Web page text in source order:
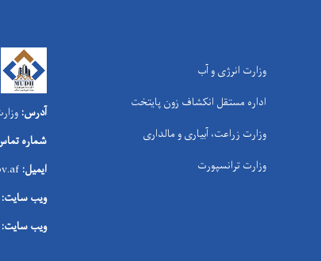
وزارت انرژی و آب
اداره مستقل انکشاف زون پایتخت
وزارت زراعت، آبیاری و مالداری
وزارت ترانسپورت
آدرس:
شماره
ایمیل:
ویب
ویب سایت: